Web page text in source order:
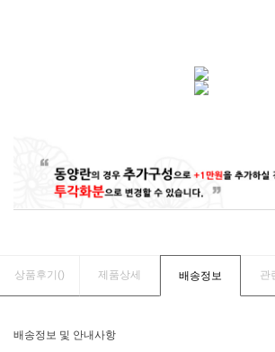
상품후기() 제품상세 배송정보 관
배송정보 및 안내사항